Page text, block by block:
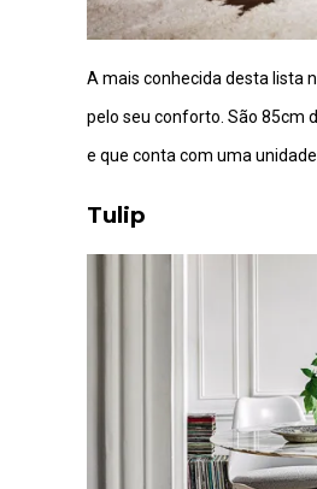
A mais conhecida desta lista
pelo seu conforto. São 85cm
e que conta com uma
Tulip